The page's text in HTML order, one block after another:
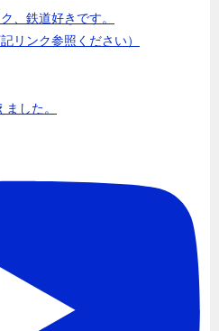
、鉄道好きです。
リンク参照ください）
した。